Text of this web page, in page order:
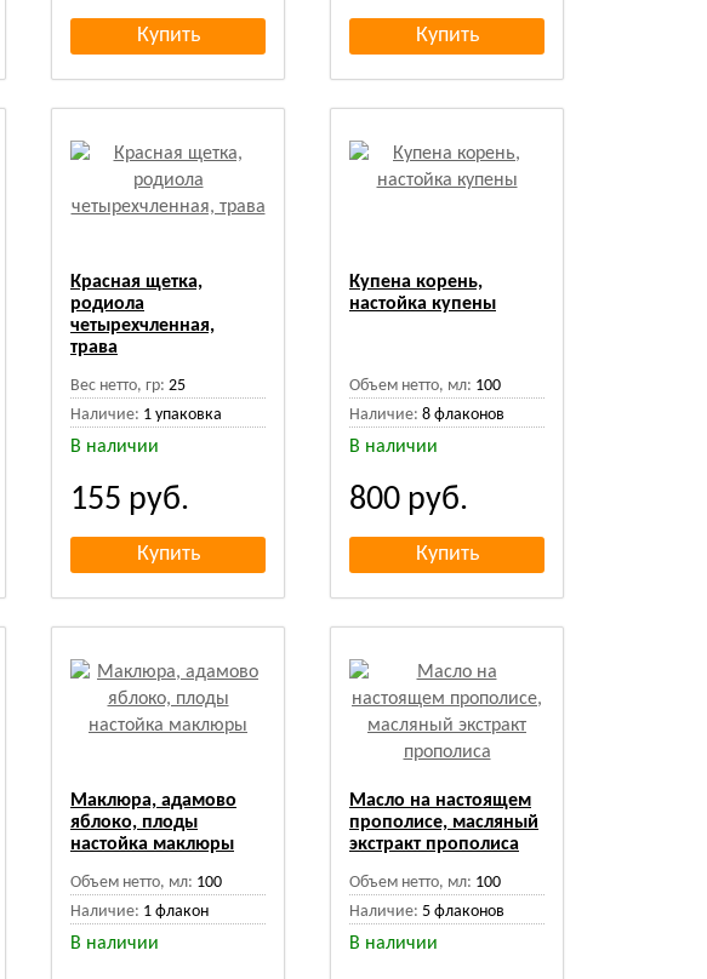
Красная щетка,
родиола
четырехчленная,
трава
Вес нетто, гр: 25
Наличие: 1 упаковка
В наличии
155 руб.
Купена корень,
настойка купены
Объем нетто, мл: 100
Наличие: 8 флаконов
В наличии
800 руб.
Маклюра, адамово
яблоко, плоды
настойка маклюры
Объем нетто, мл: 100
Наличие: 1 флакон
В наличии
Масло на настоящем
прополисе, масляный
экстракт прополиса
Объем нетто, мл: 100
Наличие: 5 флаконов
В наличии